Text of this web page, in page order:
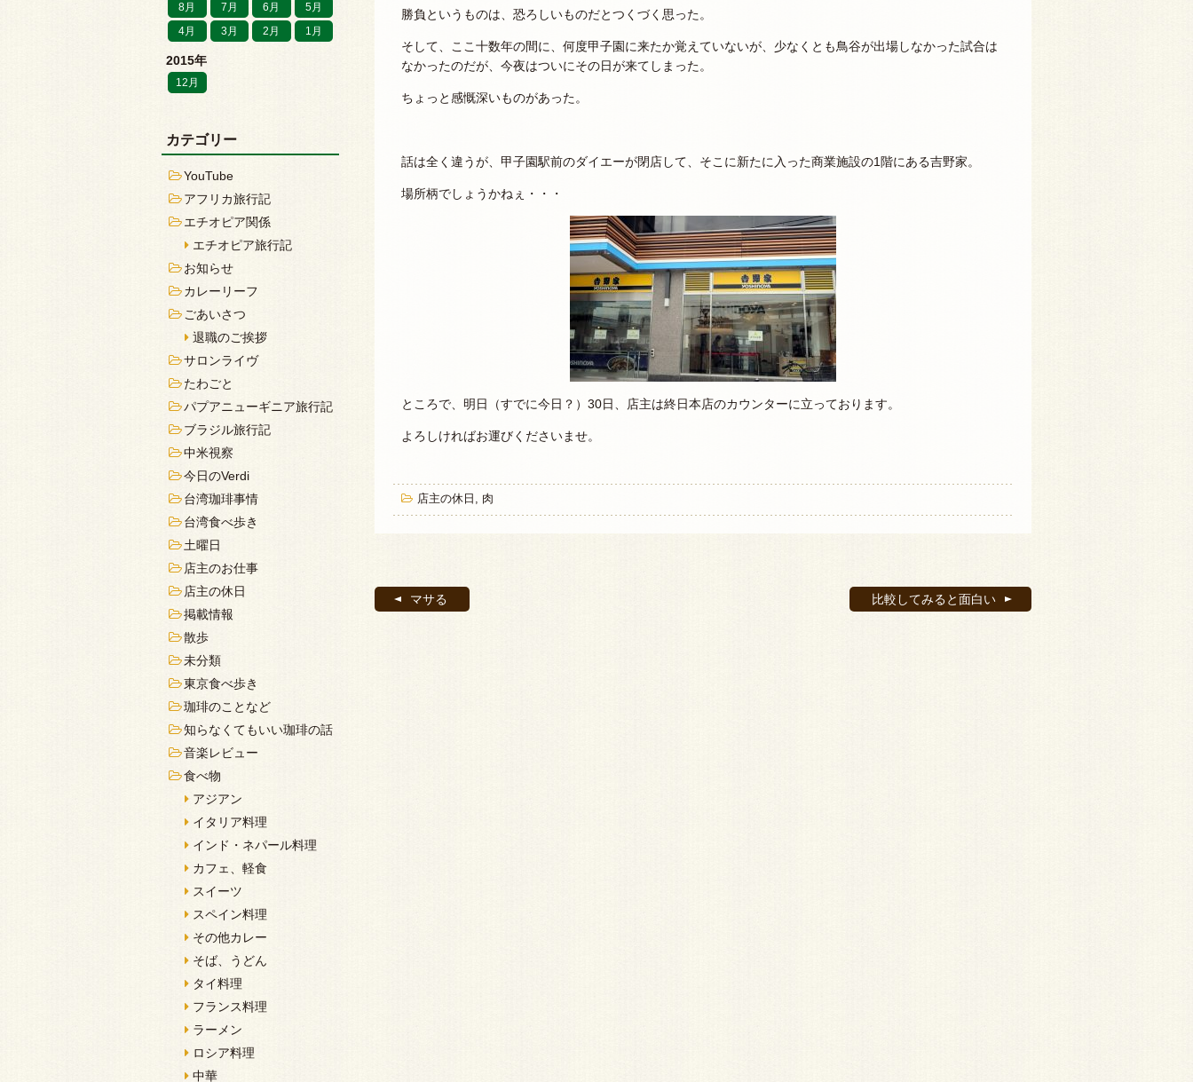
勝負というものは、恐ろしいものだとつくづく思った。
そして、ここ十数年の間に、何度甲子園に来たか覚えていないが、少なくとも鳥谷が出場しなかった試合は
なかったのだが、今夜はついにその日が来てしまった。
ちょっと感慨深いものがあった。
話は全く違うが、甲子園駅前のダイエーが閉店して、そこに新たに入った商業施設の1階にある吉野家。
場所柄でしょうかねぇ・・・
ところで、明日（すでに今日？）30日、店主は終日本店のカウンターに立っております。
よろしければお運びくださいませ。
店主の休日 , 肉
マサる 比較してみると面白い
8月
7月 6月
5月
4月
3月 2月 1月
2015年
12月
カテゴリー
YouTube
アフリカ旅行記
エチオピア関係
エチオピア旅行記
お知らせ
カレーリーフ
ごあいさつ
退職のご挨拶
サロンライヴ
たわごと
パプアニューギニア旅行記
ブラジル旅行記
中米視察
今日のVerdi
台湾珈琲事情
台湾食べ歩き
土曜日
店主のお仕事
店主の休日
掲載情報
散歩
未分類
東京食べ歩き
珈琲のことなど
知らなくてもいい珈琲の話
音楽レビュー
食べ物
アジアン
イタリア料理
インド・ネパール料理
カフェ、軽食
スイーツ
スペイン料理
その他カレー
そば、うどん
タイ料理
フランス料理
ラーメン
ロシア料理
中華